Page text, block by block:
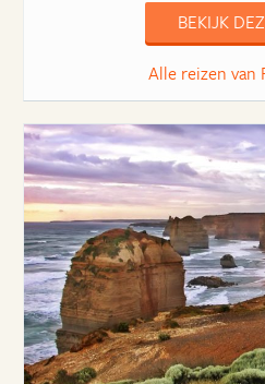
BEKIJK
Alle reizen van